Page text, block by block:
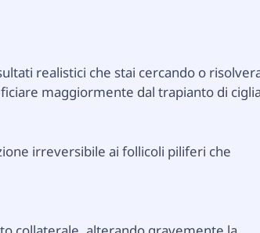
realistici che stai cercando o
maggiormente dal trapianto di
irreversibile ai follicoli piliferi che